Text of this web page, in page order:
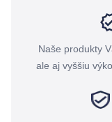
Naše produkty
ale aj vyššiu